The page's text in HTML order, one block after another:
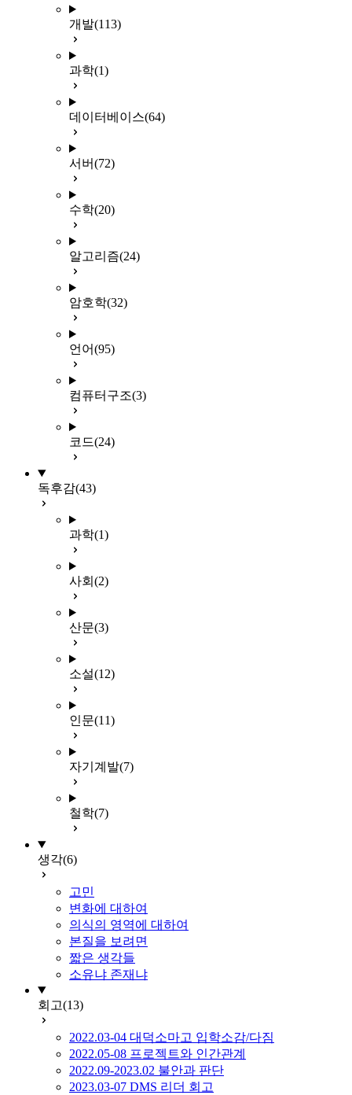
개발(113)
과학(1)
데이터베이스(64)
서버(72)
수학(20)
알고리즘(24)
암호학(32)
언어(95)
컴퓨터구조(3)
코드(24)
독후감(43)
과학(1)
사회 (2)
산문(3)
소설(12)
인문(11)
자기계발(7)
철학(7)
생각(6)
고민
변화에 대하여
의식의 영역에 대하여
본질을 보려면
짧은 생각들
소유냐 존재냐
회고(13)
2022.03-04 대덕소마고 입학소감/다짐
2022.05-08 프로젝트와 인간관계
2022.09-2023.02 불안과 판단
2023.03-07 DMS 리더 회고